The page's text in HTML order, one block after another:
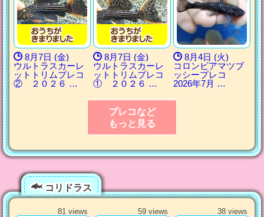
8月7日 (金)
ウルトラスカーレ
ットトリムプレコ
② ２０２６ …
8月7日 (金)
ウルトラスカーレ
ットトリムプレコ
① ２０２６ …
8月4日 (火)
コロンビアマツブ
ッシープレコ
2026年7月 …
プレコなど
もっと見る
コリドラス
81 views 59 views 38 views